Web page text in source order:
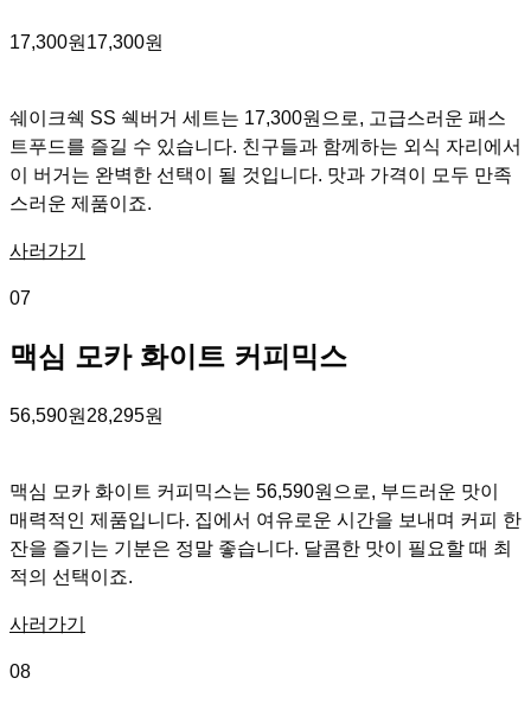
17,300원 17,300원
쉐이크쉑 SS 쉑버거 세트는 17,300원으로, 고급스러운 패스
트푸드를 즐길 수 있습니다. 친구들과 함께하는 외식 자리에서
이 버거는 완벽한 선택이 될 것입니다. 맛과 가격이 모두 만족
스러운 제품이죠.
사러가기
07
맥심 모카 화이트 커피믹스
56,590원 28,295원
맥심 모카 화이트 커피믹스는 56,590원으로, 부드러운 맛이
매력적인 제품입니다. 집에서 여유로운 시간을 보내며 커피 한
잔을 즐기는 기분은 정말 좋습니다. 달콤한 맛이 필요할 때 최
적의 선택이죠.
사러가기
08